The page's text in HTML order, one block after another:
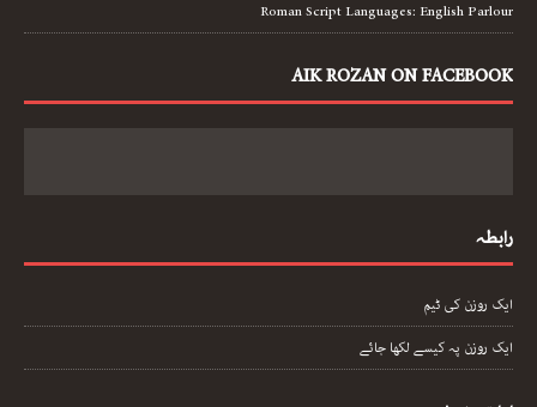
Roman Script Languages: English Parlour
AIK ROZAN ON FACEBOOK
رابطہ
ایک روزن کی ٹیم
ایک روزن پہ کیسے لکھا جائے